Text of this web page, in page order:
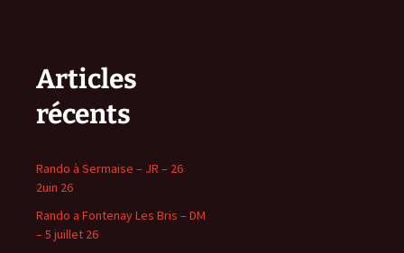
Articles
récents
Rando à Sermaise – JR – 26
2uin 26
Rando a Fontenay Les Bris – DM
– 5 juillet 26